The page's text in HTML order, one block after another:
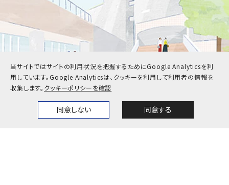
当サイトではサイトの利用状況を把握するためにGoogle Analyticsを利
用しています。Google Analyticsは、クッキーを利用して利用者の情報を
収集します。 クッキーポリシーを確認
同意しない 同意する
News Themes